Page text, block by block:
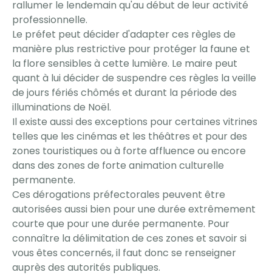
rallumer le lendemain qu'au début de leur activité
professionnelle.
Le préfet peut décider d'adapter ces règles de
manière plus restrictive pour protéger la faune et
la flore sensibles à cette lumière. Le maire peut
quant à lui décider de suspendre ces règles la veille
de jours fériés chômés et durant la période des
illuminations de Noël.
Il existe aussi des exceptions pour certaines vitrines
telles que les cinémas et les théâtres et pour des
zones touristiques ou à forte affluence ou encore
dans des zones de forte animation culturelle
permanente.
Ces dérogations préfectorales peuvent être
autorisées aussi bien pour une durée extrêmement
courte que pour une durée permanente. Pour
connaître la délimitation de ces zones et savoir si
vous êtes concernés, il faut donc se renseigner
auprès des autorités publiques.